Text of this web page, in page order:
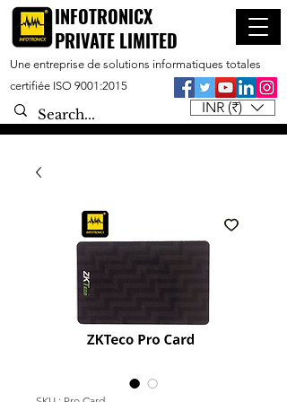
INFOTRONICX
PRIVATE LIMITED
Une entreprise de solutions informatiques totales
certifiée ISO 9001:2015
INR (₹)